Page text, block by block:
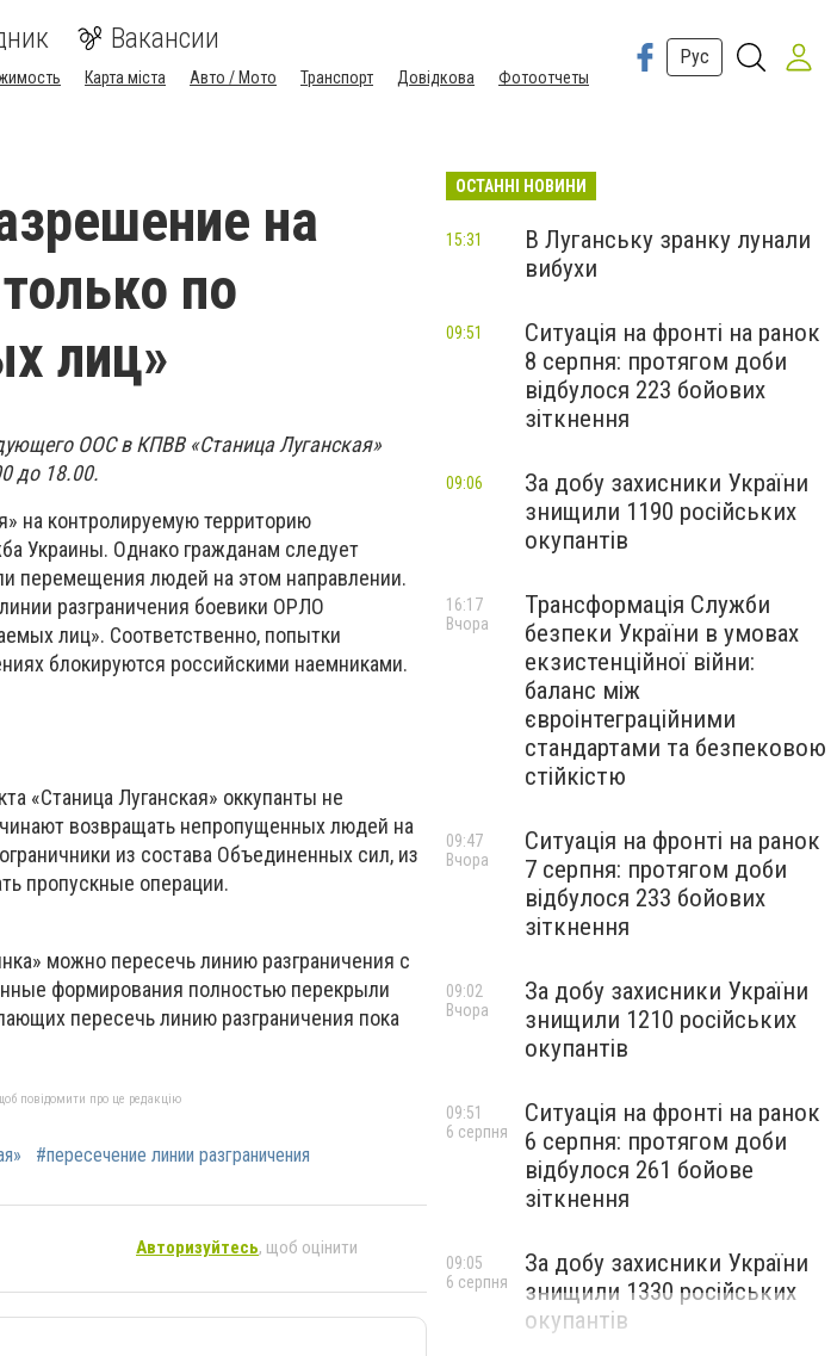
Вакансии
Карта міста Авто / Мото Транспорт Довідкова Фотоотчеты
Рус
на
по
лиц»
ООС в КПВВ «Станица Луганская»
до 18.00.
на контролируемую территорию
Украины. Однако гражданам следует
перемещения людей на этом направлении.
разграничения боевики ОРЛО
лиц». Соответственно, попытки
блокируются российскими наемниками.
«Станица Луганская» оккупанты не
возвращать непропущенных людей на
из состава Объединенных сил, из
пропускные операции.
можно пересечь линию разграничения с
формирования полностью перекрыли
пересечь линию разграничения пока
повідомити про це редакцію
#пересечение линии разграничения
Авторизуйтесь, щоб оцінити
ОСТАННІ НОВИНИ
В Луганську зранку лунали
вибухи
15:31
Ситуація на фронті на ранок
8 серпня: протягом доби
відбулося 223 бойових
зіткнення
09:51
За добу захисники України
знищили 1190 російських
окупантів
09:06
Трансформація Служби
безпеки України в умовах
екзистенційної війни:
баланс між
євроінтеграційними
стандартами та безпековою
стійкістю
16:17
Вчора
Ситуація на фронті на ранок
7 серпня: протягом доби
відбулося 233 бойових
зіткнення
09:47
Вчора
За добу захисники України
знищили 1210 російських
окупантів
09:02
Вчора
Ситуація на фронті на ранок
6 серпня: протягом доби
відбулося 261 бойове
зіткнення
09:51
6 серпня
За добу захисники України
знищили 1330 російських
окупантів
09:05
6 серпня